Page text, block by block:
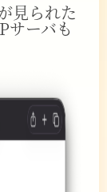
見られた
サーバも